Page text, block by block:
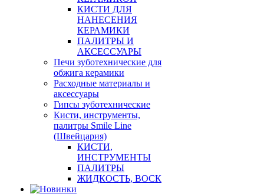
КИСТИ ДЛЯ
НАНЕСЕНИЯ
КЕРАМИКИ
ПАЛИТРЫ И
АКСЕССУАРЫ
Печи зуботехнические для
обжига керамики
Расходные материалы и
аксессуары
Гипсы зуботехнические
Кисти, инструменты,
палитры Smile Line
(Швейцария)
КИСТИ,
ИНСТРУМЕНТЫ
ПАЛИТРЫ
ЖИДКОСТЬ, ВОСК